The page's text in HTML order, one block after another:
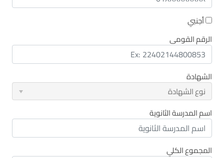
أجنبي
الرقم القومى
الشهادة
نوع الشهادة
اسم المدرسة الثانوية
المجموع الكلي